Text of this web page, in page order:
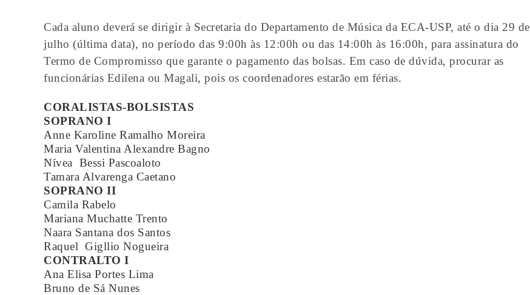
Cada aluno deverá se dirigir à Secretaria do Departamento de Música da ECA-USP, até o dia 29 de
julho (última data), no período das 9:00h às 12:00h ou das 14:00h às 16:00h, para assinatura do
Termo de Compromisso que garante o pagamento das bolsas. Em caso de dúvida, procurar as
funcionárias Edilena ou Magali, pois os coordenadores estarão em férias.
CORALISTAS-BOLSISTAS
SOPRANO I
Anne Karoline Ramalho Moreira
Maria Valentina Alexandre Bagno
Nívea Bessi Pascoaloto
Tamara Alvarenga Caetano
SOPRANO II
Camila Rabelo
Mariana Muchatte Trento
Naara Santana dos Santos
Raquel Gigllio Nogueira
CONTRALTO I
Ana Elisa Portes Lima
Bruno de Sá Nunes